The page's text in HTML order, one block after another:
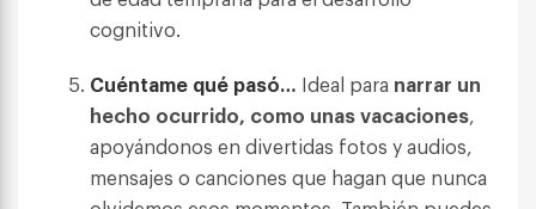
cognitivo.
Cuéntame qué pasó… Ideal para narrar un
hecho ocurrido, como unas vacaciones,
apoyándonos en divertidas fotos y audios,
mensajes o canciones que hagan que nunca